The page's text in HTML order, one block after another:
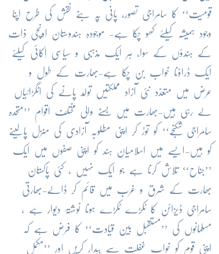
قومیت‘‘ کا سامراجی تصور، پانی پہ بنے نقش کی طرح اپنا
وجود ہمیشہ کیلئے کھو چکا ہے- موجودہ ہندوستان اونچی ذات
کے ہندؤں کے سوا، ہر ایک مذہبی و سیاسی اِکائی کیلئے
ایک ڈراؤنا خواب بن چکا ہے-بھارت کے طول و
عرض میں متعدَّد نئی آزاد مملکتیں تولّد پانے کی انگڑائیاں
لے رہی ہیں-بھارت میں بسنے والی مختلف اقوام ’’متحدہ
سامراجی شکنجے‘‘ کو توڑ کر اپنی مطلوبہ آزادی کی منزل پالینے
کو ہیں-ایسے میں اسلامیانِ ہند کو اپنی صفوں میں ایک
’’جناح‘‘ تلاش کرنا ہے جو ایک نہیں ، کئی پاکستان
بھارت کے شرق و غرب میں قائم کر ڈالے-بھارتی
سامراجی ڈیزائن کا ٹکڑے ٹکڑے ہونا نوشتۂ دیوار ہے ،
مسلمانوں کی ’’مستقبل بین قیادت‘‘ کا فرض ہے کہ
اپنی قوم کو خوابِ غفلت سے بیدار کریں اور ’’مکمل